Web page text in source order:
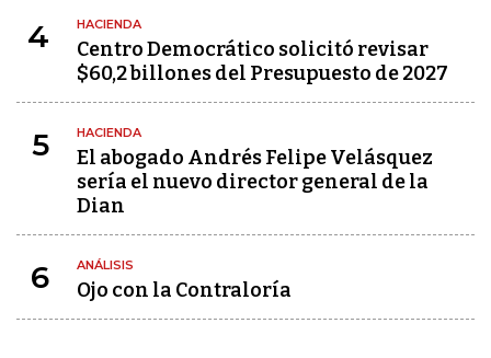
4 HACIENDA
Centro Democrático solicitó revisar
$60,2 billones del Presupuesto de 2027
5 HACIENDA
El abogado Andrés Felipe Velásquez
sería el nuevo director general de la
Dian
6 ANÁLISIS
Ojo con la Contraloría